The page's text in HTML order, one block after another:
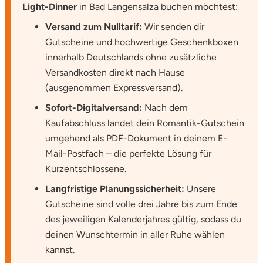
Light-Dinner in Bad Langensalza buchen möchtest:
Versand zum Nulltarif: Wir senden dir
Gutscheine und hochwertige Geschenkboxen
innerhalb Deutschlands ohne zusätzliche
Versandkosten direkt nach Hause
(ausgenommen Expressversand).
Sofort-Digitalversand: Nach dem
Kaufabschluss landet dein Romantik-Gutschein
umgehend als PDF-Dokument in deinem E-
Mail-Postfach – die perfekte Lösung für
Kurzentschlossene.
Langfristige Planungssicherheit: Unsere
Gutscheine sind volle drei Jahre bis zum Ende
des jeweiligen Kalenderjahres gültig, sodass du
deinen Wunschtermin in aller Ruhe wählen
kannst.
Oy-Mittelberg
Pforzheim
Potsdam
Potsdam-Mittelmark